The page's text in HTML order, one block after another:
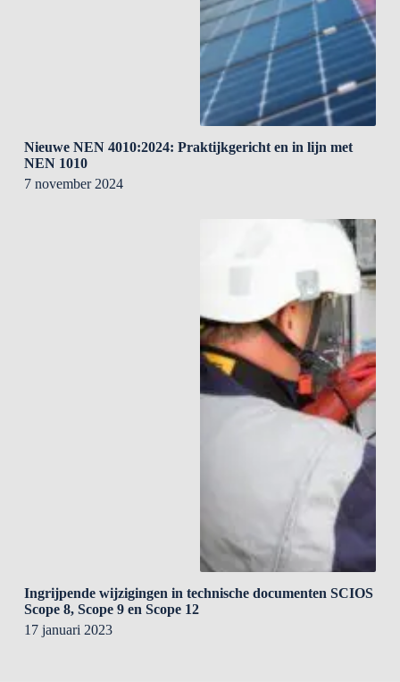
Nieuwe NEN 4010:2024: Praktijkgericht en in lijn met
NEN 1010
7 november 2024
Ingrijpende wijzigingen in technische documenten SCIOS
Scope 8, Scope 9 en Scope 12
17 januari 2023